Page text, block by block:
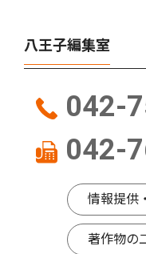
八王子編集室
042-
042-
情報提供
著作物の